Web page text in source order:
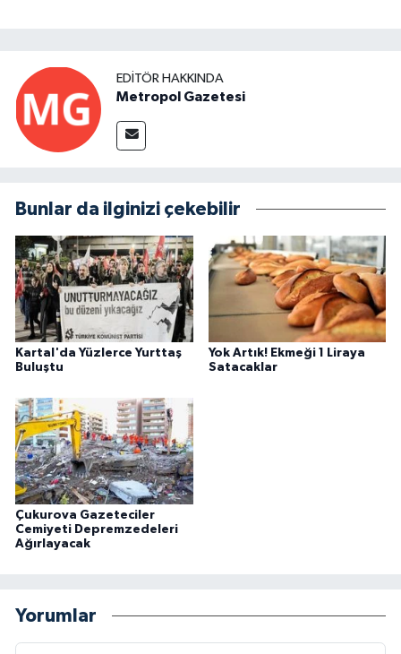
EDITÖR HAKKINDA
Metropol Gazetesi
Bunlar da ilginizi çekebilir
Kartal'da Yüzlerce Yurttaş
Buluştu
Yok Artık! Ekmeği 1 Liraya
Satacaklar
Çukurova Gazeteciler
Cemiyeti Depremzedeleri
Ağırlayacak
Yorumlar